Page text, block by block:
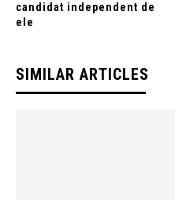
candidat independent de
ele
SIMILAR ARTICLES